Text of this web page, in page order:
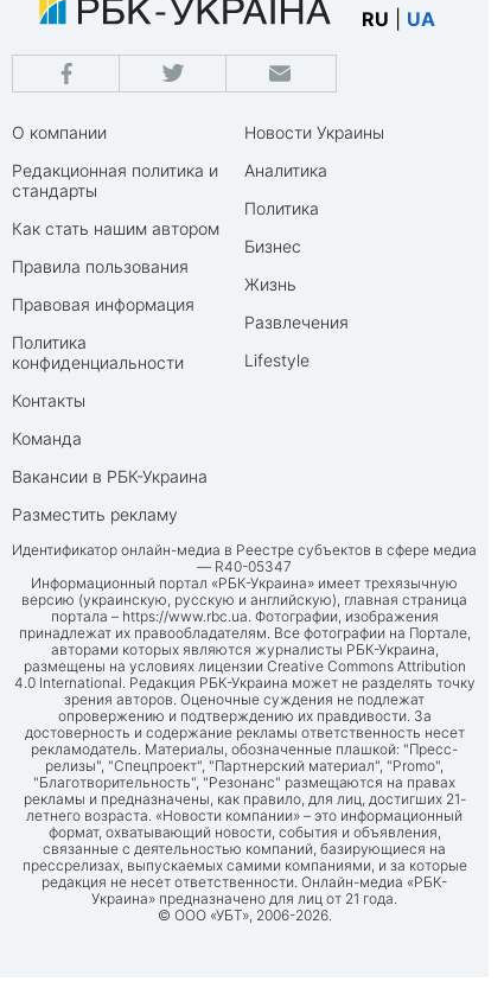
RU UA
О компании
Редакционная политика и
стандарты
Как стать нашим автором
Правила пользования
Правовая информация
Политика
конфиденциальности
Контакты
Команда
Вакансии в РБК-Украина
Разместить рекламу
Новости Украины
Аналитика
Политика
Бизнес
Жизнь
Развлечения
Lifestyle
Идентификатор онлайн-медиа в Реестре субъектов в сфере медиа
— R40-05347
Информационный портал «РБК-Украина» имеет трехязычную
версию (украинскую, русскую и английскую), главная страница
портала – https://www.rbc.ua. Фотографии, изображения
принадлежат их правообладателям. Все фотографии на Портале,
авторами которых являются журналисты РБК-Украина,
размещены на условиях лицензии Creative Commons Attribution
4.0 International. Редакция РБК-Украина может не разделять точку
зрения авторов. Оценочные суждения не подлежат
опровержению и подтверждению их правдивости. За
достоверность и содержание рекламы ответственность несет
рекламодатель. Материалы, обозначенные плашкой: "Пресс-
релизы", "Спецпроект", "Партнерский материал", "Promo",
"Благотворительность", "Резонанс" размещаются на правах
рекламы и предназначены, как правило, для лиц, достигших 21-
летнего возраста. «Новости компании» – это информационный
формат, охватывающий новости, события и объявления,
связанные с деятельностью компаний, базирующиеся на
прессрелизах, выпускаемых самими компаниями, и за которые
редакция не несет ответственности. Онлайн-медиа «РБК-
Украина» предназначено для лиц от 21 года.
© ООО «УБТ», 2006-2026.